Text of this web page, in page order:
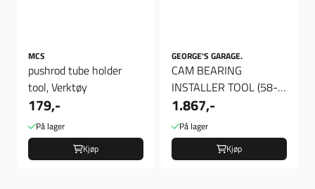
MCS
pushrod tube holder
tool, Verktøy
179,-
På lager
Kjøp
GEORGE'S GARAGE.
CAM BEARING
INSTALLER TOOL (58-
99), Verktøy
1.867,-
På lager
Kjøp